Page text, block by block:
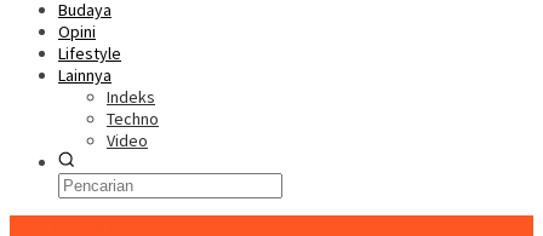
Budaya
Opini
Lifestyle
Lainnya
Indeks
Techno
Video